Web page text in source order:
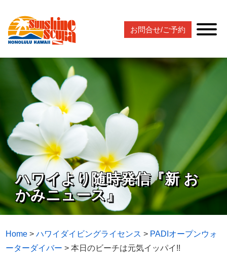
お問合せ/ご予約
ハワイより随時発信『新 お
かみニュース』
Home >ハワイダイビングライセンス > PADIオープンウォ
ーターダイバー >本日のビーチは元気イッパイ!!